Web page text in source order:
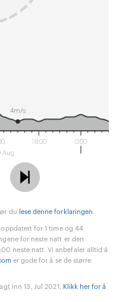
Aug
18:00 0:00
4m/s
du lese denne forklaringen.
oppdatert for 1 time og 44
for neste natt er den
neste natt. Vi anbefaler alltid å
er gode for å se de større
inn 13. Jul 2021. Klikk her for å